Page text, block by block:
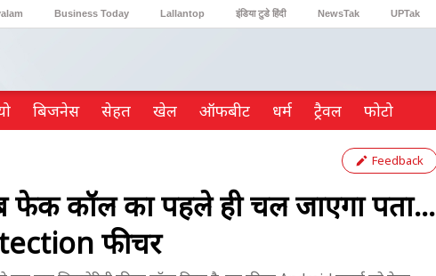
Business Today Lallantop इंडिया टुडे हिंदी NewsTak UPTak
ब‍िजनेस सेहत खेल ऑफबीट धर्म ट्रैवल फोटो
Feedback
कॉल का पहले ही चल जाएगा पता...
फीचर